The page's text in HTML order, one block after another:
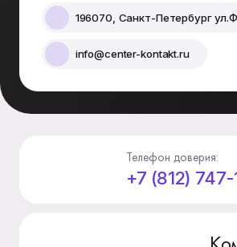
196070, Санкт-Петербург
info@center-kontakt.ru
Телефон доверия:
+7 (812)